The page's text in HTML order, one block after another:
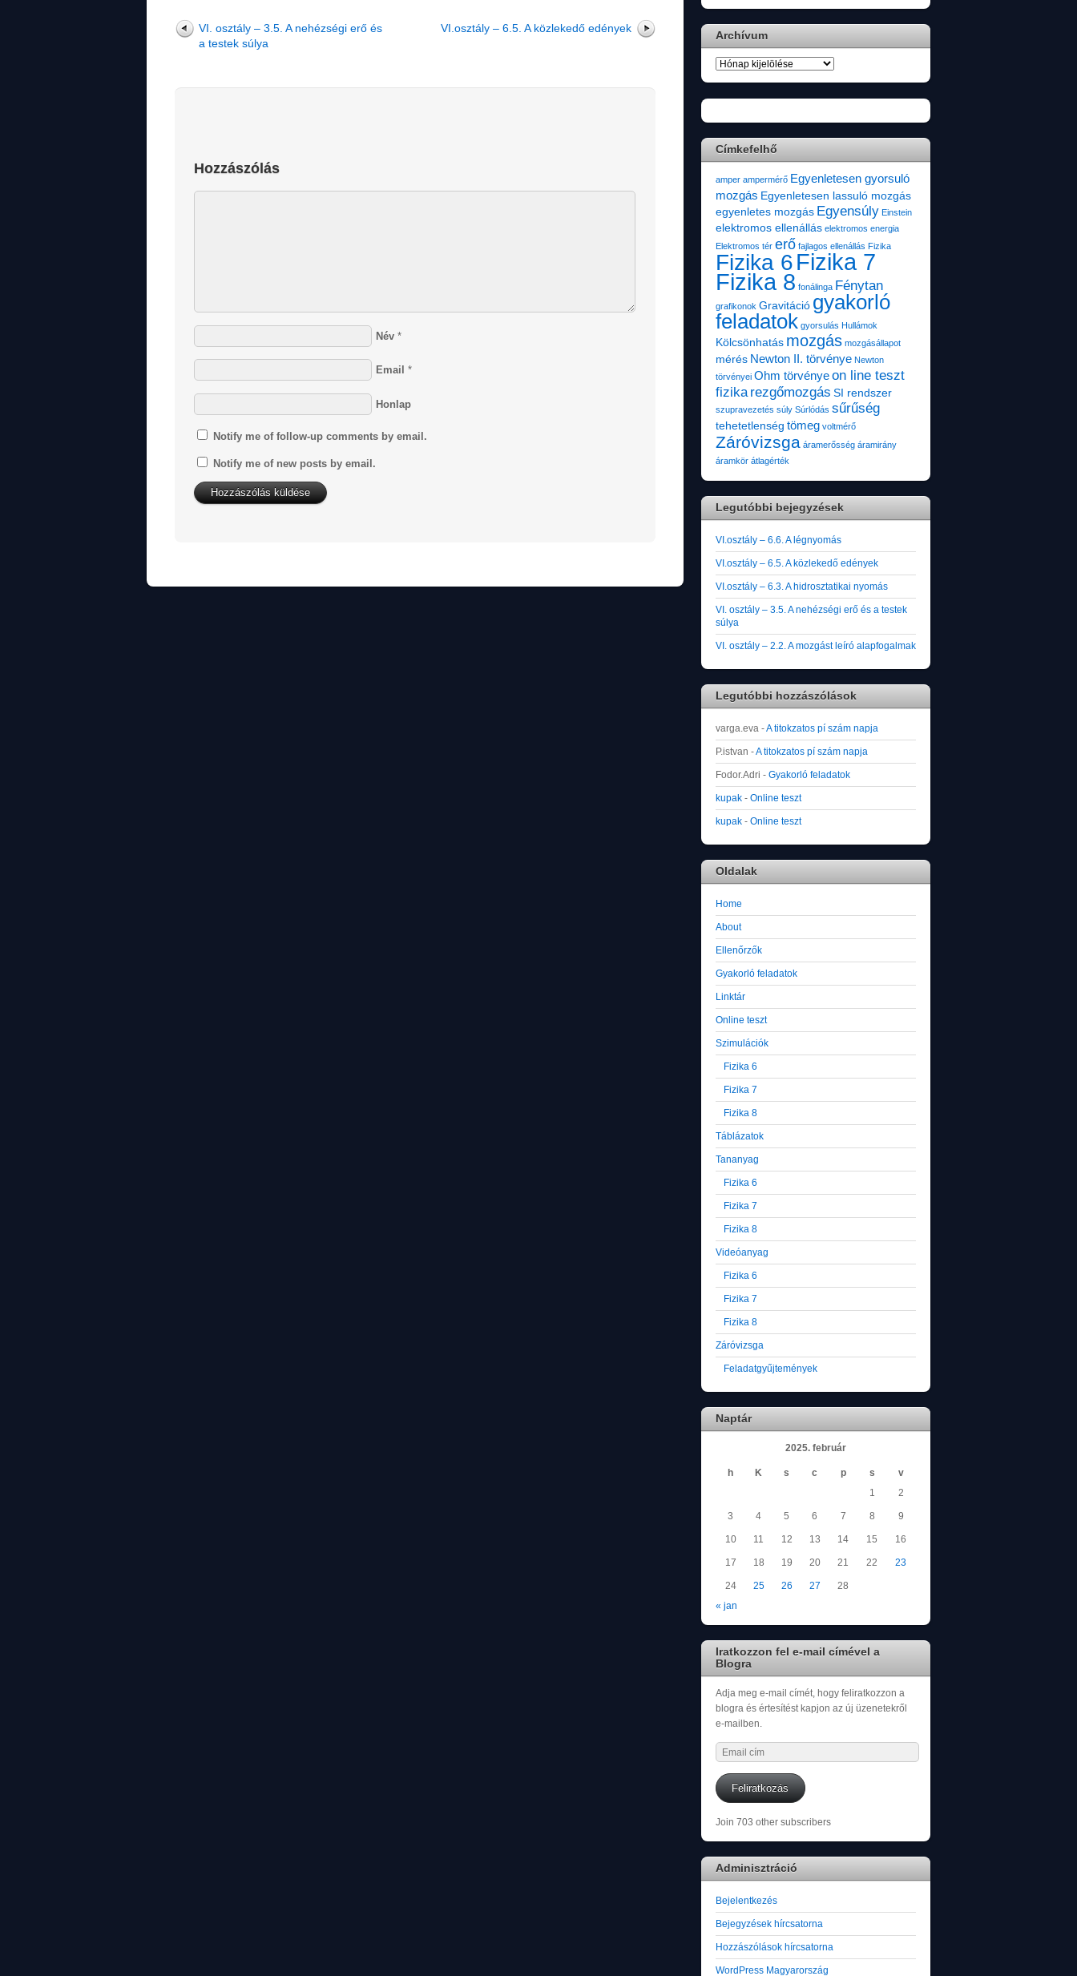
VI. osztály – 3.5. A nehézségi erő és
a testek súlya
VI.osztály – 6.5. A közlekedő edények
Hozzászólás
Név *
Email *
Honlap
Notify me of follow-up comments by email.
Notify me of new posts by email.
Archívum
Archívum
Címkefelhő
amper ampermérő Egyenletesen gyorsuló
mozgás Egyenletesen lassuló mozgás
egyenletes mozgás Egyensúly Einstein
elektromos ellenállás elektromos energia
Elektromos tér erő fajlagos ellenállás Fizika
Fizika 6Fizika 7
Fizika 8 fonálinga Fénytan
grafikonok Gravitáció gyakorló
feladatok gyorsulás Hullámok
Kölcsönhatás mozgás mozgásállapot
mérés Newton II. törvénye Newton
törvényei Ohm törvényeon line teszt
fizika rezgőmozgás SI rendszer
szupravezetés súly Súrlódás sűrűség
tehetetlenség tömeg voltmérő
Záróvizsga áramerősség áramirány
áramkör átlagérték
Legutóbbi bejegyzések
VI.osztály – 6.6. A légnyomás
VI.osztály – 6.5. A közlekedő edények
VI.osztály – 6.3. A hidrosztatikai nyomás
VI. osztály – 3.5. A nehézségi erő és a testek
súlya
VI. osztály – 2.2. A mozgást leíró alapfogalmak
Legutóbbi hozzászólások
varga.eva -A titokzatos pí szám napja
P.istvan -A titokzatos pí szám napja
Fodor.Adri - Gyakorló feladatok
kupak - Online teszt
kupak - Online teszt
Oldalak
Home
About
Ellenőrzők
Gyakorló feladatok
Linktár
Online teszt
Szimulációk
Fizika 6
Fizika 7
Fizika 8
Táblázatok
Tananyag
Fizika 6
Fizika 7
Fizika 8
Videóanyag
Fizika 6
Fizika 7
Fizika 8
Záróvizsga
Feladatgyűjtemények
Naptár
2025. február
h K s c p s
v
1
2
3 4 5 6 7 8 9
10 11 12 13 14 15 16
17 18 19 20 21 22 23
24 25 26 27
28
« jan
Iratkozzon fel e-mail címével a
Blogra
Adja meg e-mail címét, hogy feliratkozzon a
blogra és értesítést kapjon az új üzenetekről
e-mailben.
Email
cím
Feliratkozás
Join 703 other subscribers
Adminisztráció
Bejelentkezés
Bejegyzések hírcsatorna
Hozzászólások hírcsatorna
WordPress Magyarország